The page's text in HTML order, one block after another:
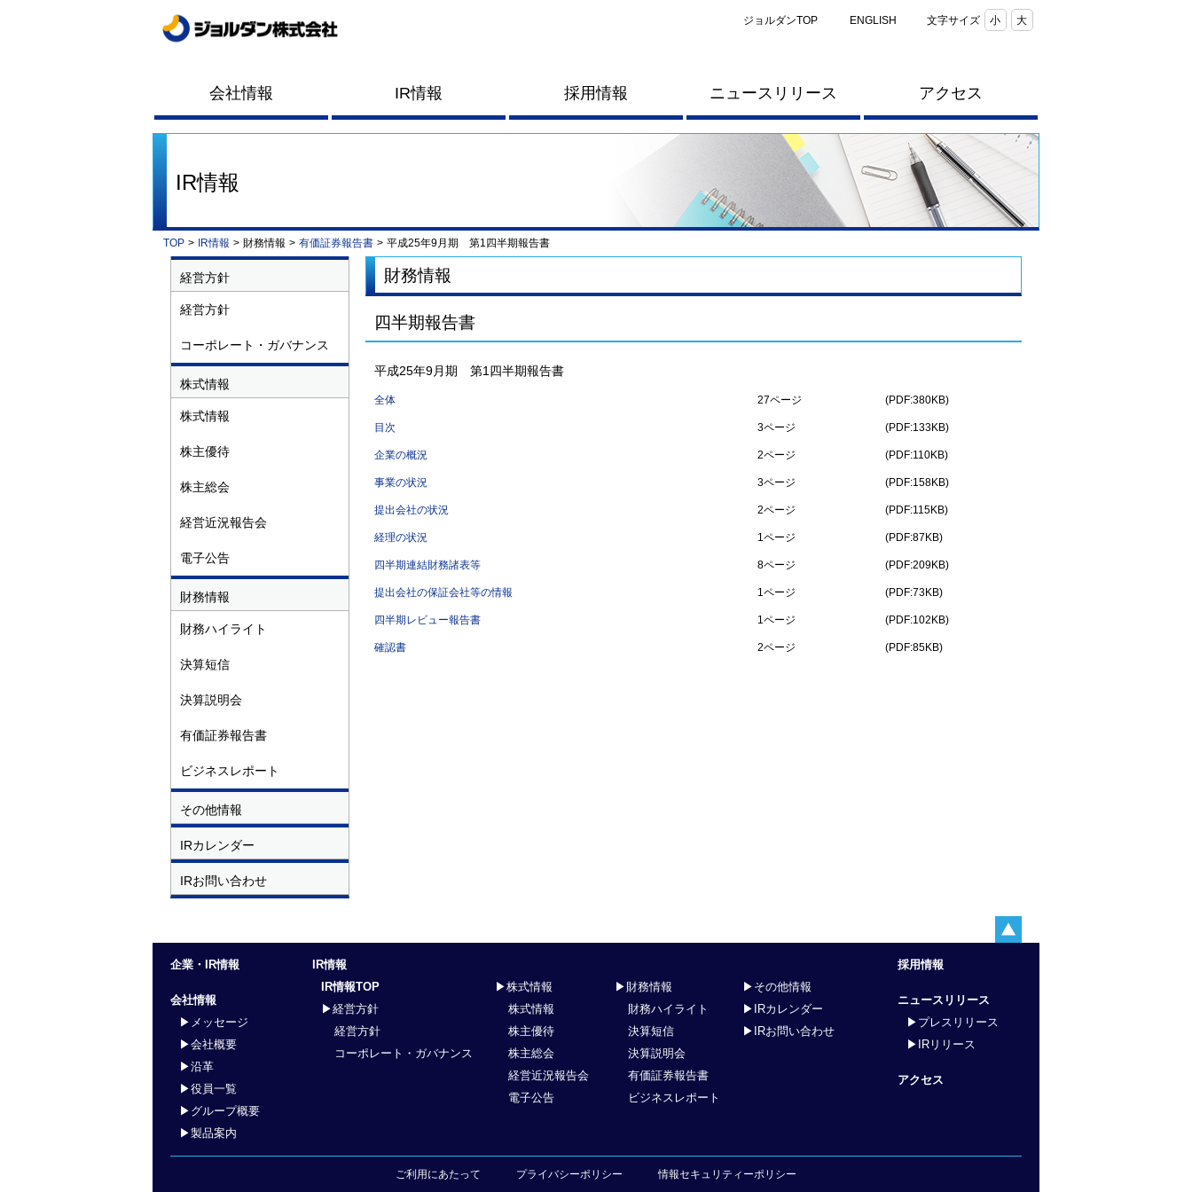
ジョルダンTOP ENGLISH 文字サイズ 小 大
会社情報 IR情報 採用情報 ニュースリリース アクセス
IR情報
TOP > IR情報 > 財務情報 > 有価証券報告書 > 平成25年9月期 第1四半期報告書
経営方針
経営方針
コーポレート・ガバナンス
株式情報
株式情報
株主優待
株主総会
経営近況報告会
電子公告
財務情報
財務ハイライト
決算短信
決算説明会
有価証券報告書
ビジネスレポート
その他情報
IRカレンダー
IRお問い合わせ
財務情報
四半期報告書
平成25年9月期 第1四半期報告書
全体 27ページ (PDF:380KB)
目次 3ページ (PDF:133KB)
企業の概況 2ページ (PDF:110KB)
事業の状況 3ページ (PDF:158KB)
提出会社の状況 2ページ (PDF:115KB)
経理の状況 1ページ (PDF:87KB)
四半期連結財務諸表等 8ページ (PDF:209KB)
提出会社の保証会社等の情報 1ページ (PDF:73KB)
四半期レビュー報告書 1ページ (PDF:102KB)
確認書 2ページ (PDF:85KB)
企業・IR情報
会社情報
▶メッセージ
▶会社概要
▶沿革
▶役員一覧
▶グループ概要
▶製品案内
IR情報
IR情報TOP
▶経営方針
経営方針
コーポレート・ガバナンス
▶株式情報
株式情報
株主優待
株主総会
経営近況報告会
電子公告
▶財務情報
財務ハイライト
決算短信
決算説明会
有価証券報告書
ビジネスレポート
▶その他情報
▶IRカレンダー
▶IRお問い合わせ
採用情報
ニュースリリース
▶プレスリリース
▶IRリリース
アクセス
ご利用にあたって プライバシーポリシー 情報セキュリティーポリシー